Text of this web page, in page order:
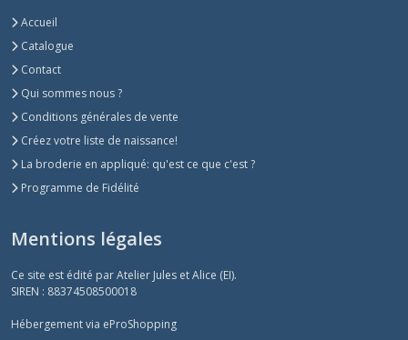
Accueil
Catalogue
Contact
Qui sommes nous ?
Conditions générales de vente
Créez votre liste de naissance!
La broderie en appliqué: qu'est ce que c'est ?
Programme de Fidélité
Mentions légales
Ce site est édité par Atelier Jules et Alice (EI).
SIREN : 88374508500018
Hébergement via eProShopping